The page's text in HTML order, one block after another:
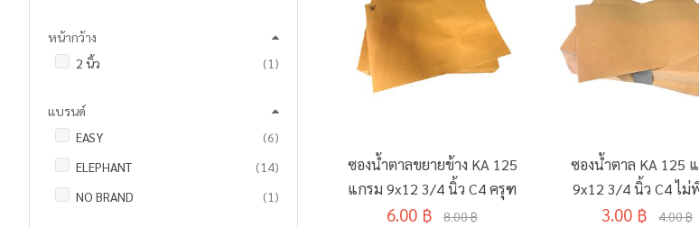
ซองน้ำตาลขยายข้าง KA 125
แกรม 9x12 3/4 นิ้ว C4 ครุฑ
6.00 ฿ 8.00 ฿
ซองน้ำตาล KA 125
9x12 3/4 นิ้ว C4 ไ
3.00 ฿ 4.00 ฿
45 หลา
1ชิ้น
หน้ากว้าง
2 นิ้ว
1 ชิ้น
แบรนด์
EASY
6รายการ
ELEPHANT
14รายการ
NO BRAND
1 ชิ้น